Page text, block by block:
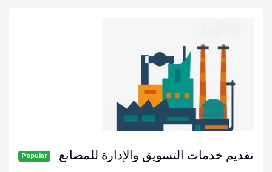
تقديم خدمات التسويق والإدارة للمصانع Popular